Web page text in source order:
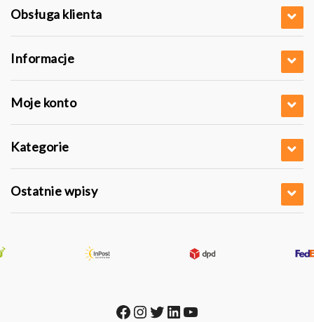
Obsługa klienta
Informacje
Moje konto
Kategorie
Ostatnie wpisy
Facebook
Instagram
Twitter
LinkedIn
YouTube